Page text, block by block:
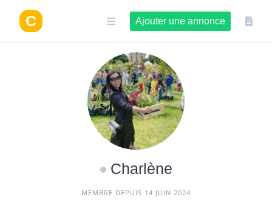
contenu
Ajouter une annonce
Charlène
MEMBRE DEPUIS 14 JUIN 2024